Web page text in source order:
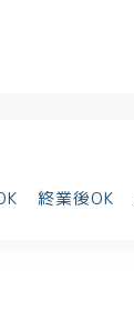
終業後OK